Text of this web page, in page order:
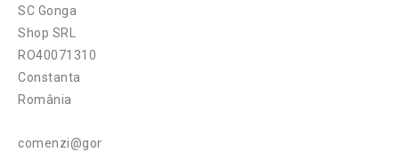
SC Gonga
Shop SRL
RO40071310
Constanta
România
comenzi@gonga.ro